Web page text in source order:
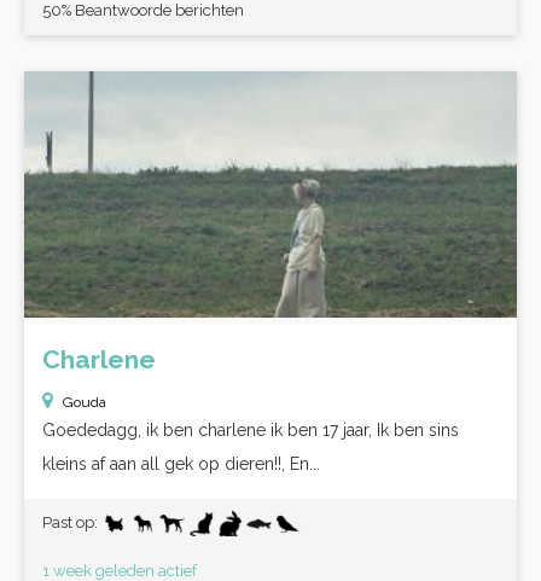
50% Beantwoorde berichten
Charlene
Gouda
Goededagg, ik ben charlene ik ben 17 jaar, Ik ben sins
kleins af aan all gek op dieren!!, En...
Past op:
1 week geleden actief